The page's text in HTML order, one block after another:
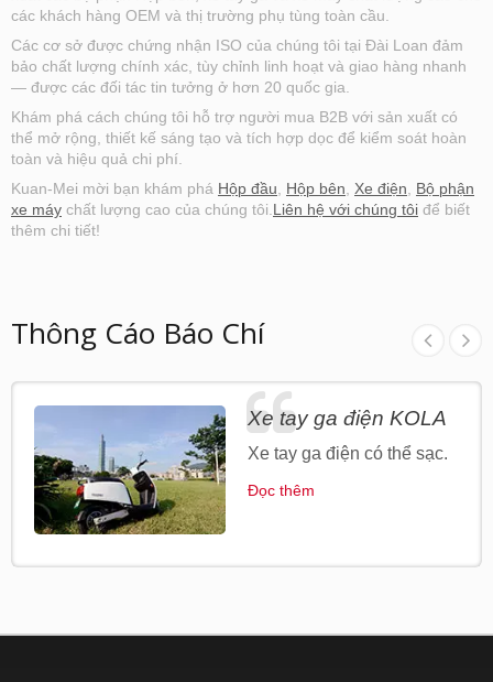
hàng. Chúng tôi cũng cung cấp dịch vụ tùy
nhiều màu sắc để tùy chỉnh. Xin vui lòng liên
hệ với chúng tôi để được hỗ trợ khách hàng.
Để biết thêm thông tin đặt hàng, xin vui lòng
liên hệ với chúng tôi.
các khách hàng OEM và thị trường phụ tùng toàn cầu.
Các cơ sở được chứng nhận ISO của chúng tôi tại Đài Loan đảm
bảo chất lượng chính xác, tùy chỉnh linh hoạt và giao hàng nhanh
— được các đối tác tin tưởng ở hơn 20 quốc gia.
Khám phá cách chúng tôi hỗ trợ người mua B2B với sản xuất có
thể mở rộng, thiết kế sáng tạo và tích hợp dọc để kiểm soát hoàn
toàn và hiệu quả chi phí.
Kuan-Mei mời bạn khám phá Hộp đầu, Hộp bên, Xe điện, Bộ phận
xe máy chất lượng cao của chúng tôi. Liên hệ với chúng tôi để biết
thêm chi tiết!
Thông Cáo Báo Chí
Xe tay ga điện KOLA
Xe tay ga điện có thể sạc.
Đọc thêm